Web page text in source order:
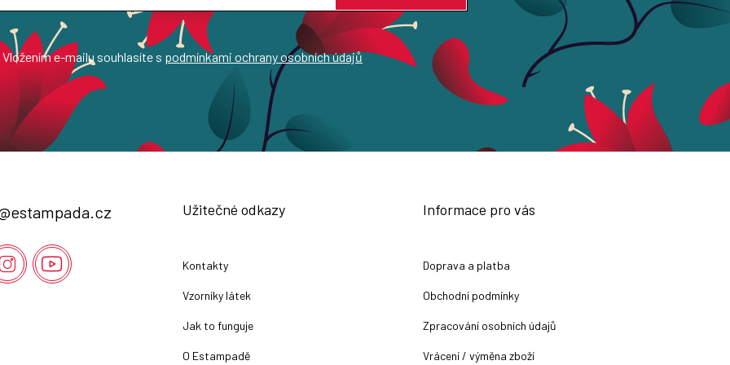
Vložením e-mailu souhlasíte s podmínkami ochrany osobních údajů
estampada.cz Užitečné odkazy
Kontakty
Vzorníky látek
Jak to funguje
O Estampadě
Informace pro vás
Doprava a platba
Obchodní podmínky
Zpracování osobních údajů
Vrácení / výměna zboží